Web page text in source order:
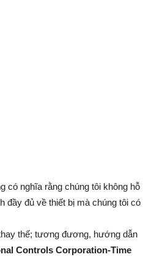
có nghĩa rằng chúng tôi không hỗ
đầy đủ về thiết bị mà chúng tôi có
thế; tương đương, hướng dẫn
Controls Corporation-Time